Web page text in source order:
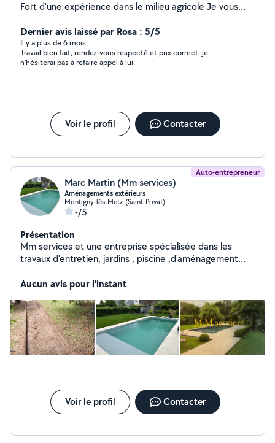
Fort d'une expérience dans le milieu agricole Je vous
aménagement extérieur
Dernier avis laissé par Rosa : 5/5
Il y a plus de 6 mois
Travail bien fait, rendez-vous respecté et prix correct. je
n'hésiterai pas à refaire appel à lui.
Voir le profil Contacter
Auto-entrepreneur
Marc Martin (Mm services)
Aménagements extérieurs
Montigny-lès-Metz (Saint-Privat)
-/5
Présentation
Mm services et une entreprise spécialisée dans les
travaux d'entretien, jardins , piscine ,d'aménagement
complète adaptées aux besoins de vos jardins alliant
Aucun avis pour l'instant
Voir le profil Contacter